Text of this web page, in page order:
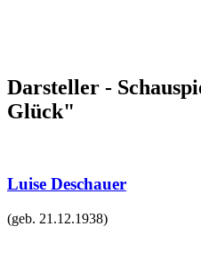
Darsteller -
Glück"
Luise Deschauer
(geb. 21.12.1938)